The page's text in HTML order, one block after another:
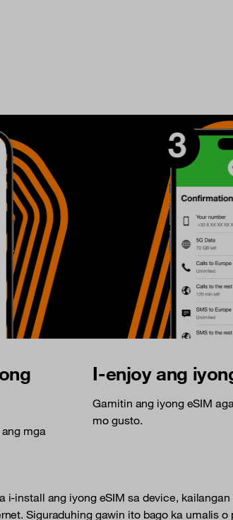
mga
I-enjoy ang
Gamitin ang iyong eSIM
mo gusto.
i-install ang iyong eSIM sa device,
Siguraduhing gawin ito bago ka umalis